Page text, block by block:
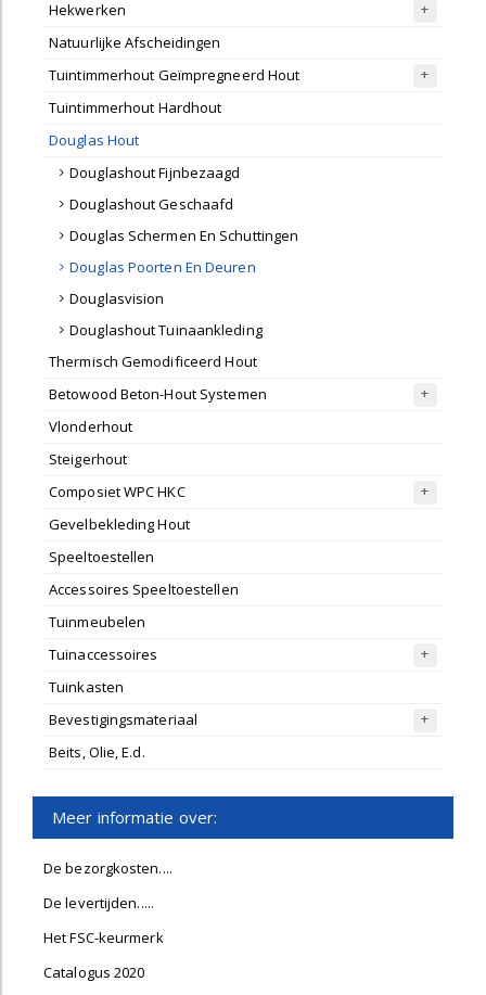
Hekwerken
Natuurlijke Afscheidingen
Tuintimmerhout Geïmpregneerd Hout
Tuintimmerhout Hardhout
Douglas Hout
Douglashout Fijnbezaagd
Douglashout Geschaafd
Douglas Schermen En Schuttingen
Douglas Poorten En Deuren
Douglasvision
Douglashout Tuinaankleding
Thermisch Gemodificeerd Hout
Betowood Beton-Hout Systemen
Vlonderhout
Steigerhout
Composiet WPC HKC
Gevelbekleding Hout
Speeltoestellen
Accessoires Speeltoestellen
Tuinmeubelen
Tuinaccessoires
Tuinkasten
Bevestigingsmateriaal
Beits, Olie, E.d.
Meer informatie over:
De bezorgkosten....
De levertijden.....
Het FSC-keurmerk
Catalogus 2020